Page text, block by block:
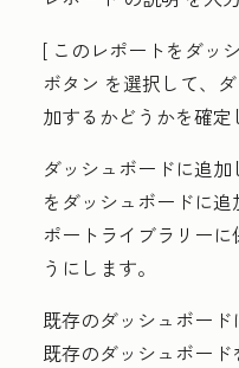
[ このレポートをダッ
ボタン を選択して、
加するかどうかを確定
ダッシュボードに追加
をダッシュボードに
ポートライブラリー
うにします。
既存のダッシュボード
既存のダッシュボー